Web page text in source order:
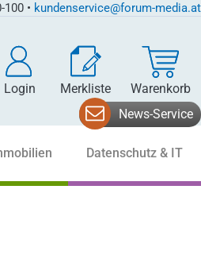
• kundenservice@forum-media.at
Login Merkliste
Warenkorb
News-Service
Datenschutz & IT